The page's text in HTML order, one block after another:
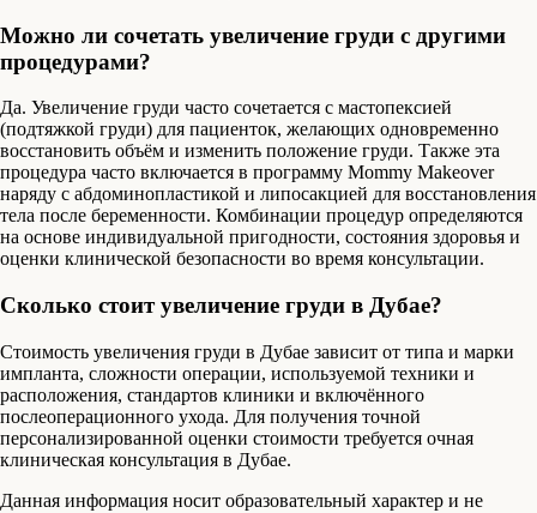
Можно ли сочетать увеличение груди с другими
процедурами?
Да. Увеличение груди часто сочетается с мастопексией
(подтяжкой груди) для пациенток, желающих одновременно
восстановить объём и изменить положение груди. Также эта
процедура часто включается в программу Mommy Makeover
наряду с абдоминопластикой и липосакцией для восстановления
тела после беременности. Комбинации процедур определяются
на основе индивидуальной пригодности, состояния здоровья и
оценки клинической безопасности во время консультации.
Сколько стоит увеличение груди в Дубае?
Стоимость увеличения груди в Дубае зависит от типа и марки
импланта, сложности операции, используемой техники и
расположения, стандартов клиники и включённого
послеоперационного ухода. Для получения точной
персонализированной оценки стоимости требуется очная
клиническая консультация в Дубае.
Данная информация носит образовательный характер и не